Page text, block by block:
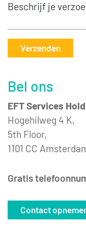
Beschrijf je
Verzenden
Bel ons
EFT Services
Hogehilweg 4 K,
5th Floor,
1101 CC
Gratis
Contact